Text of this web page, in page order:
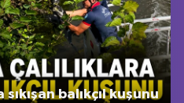
balıkçıl kuşunu